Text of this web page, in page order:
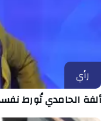
رأي
ألفة الحامدي تُورط